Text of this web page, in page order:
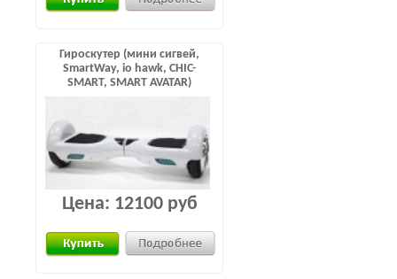
Гироскутер (мини сигвей,
SmartWay, io hawk, CHIC-
SMART, SMART AVATAR)
Цена: 12100 руб